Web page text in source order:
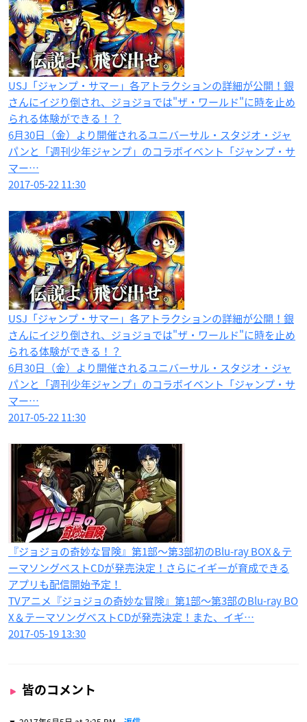
USJ「ジャンプ・サマー」各アトラクションの詳細が公開！銀
さんにイジり倒され、ジョジョでは"ザ・ワールド"に時を止め
られる体験ができる！？
6月30日（金）より開催されるユニバーサル・スタジオ・ジャ
パンと「週刊少年ジャンプ」のコラボイベント「ジャンプ・サ
マー…
2017-05-22 11:30
USJ「ジャンプ・サマー」各アトラクションの詳細が公開！銀
さんにイジり倒され、ジョジョでは"ザ・ワールド"に時を止め
られる体験ができる！？
6月30日（金）より開催されるユニバーサル・スタジオ・ジャ
パンと「週刊少年ジャンプ」のコラボイベント「ジャンプ・サ
マー…
2017-05-22 11:30
『ジョジョの奇妙な冒険』第1部～第3部​初のBlu-ray BOX＆テ
ーマソングベストCDが発売決定​！さらにイギーが育成できる
アプリも配信開始予定！
TVアニメ『ジョジョの奇妙な冒険』第1部～第3部のBlu-ray BO
X＆テーマソングベストCDが発売決定！また、イギ…
2017-05-19 13:30
皆のコメント